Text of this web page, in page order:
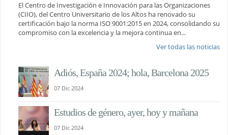
El Centro de Investigación e Innovación para las Organizaciones
(CIIO), del Centro Universitario de los Altos ha renovado su
certificación bajo la norma ISO 9001:2015 en 2024, consolidando su
compromiso con la excelencia y la mejora continua en...
Ver todas las noticias
Adiós, España 2024; hola, Barcelona 2025
07 Dic 2024
Estudios de género, ayer, hoy y mañana
07 Dic 2024